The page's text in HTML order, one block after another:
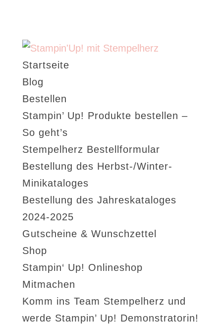
Startseite
Blog
Bestellen
Stampin’ Up! Produkte bestellen –
So geht’s
Stempelherz Bestellformular
Bestellung des Herbst-/Winter-
Minikataloges
Bestellung des Jahreskataloges
2024-2025
Gutscheine & Wunschzettel
Shop
Stampin‘ Up! Onlineshop
Mitmachen
Komm ins Team Stempelherz und
werde Stampin’ Up! Demonstratorin!